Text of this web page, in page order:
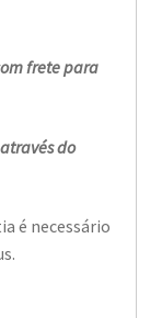
frete para
do
é necessário